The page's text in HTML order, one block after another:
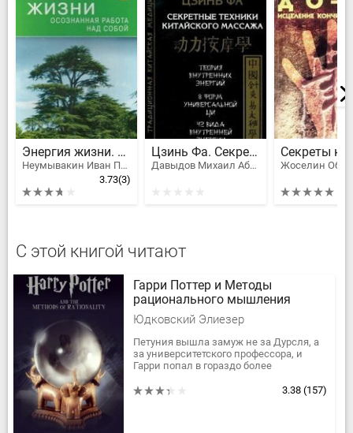
Энергия жизни. Осознанная работа над собой
Неумывакин Иван Павлович, Александр Блохин
3.73(3)
Цзинь Фа. Секретные техники китайского массажа
Давыдов Михаил Абрамович
С этой книгой читают
Гарри Поттер и Методы
рационального мышления
Юдковский Элиезер
Петуния вышла замуж не за Дурсля, а
за университетского профессора, и
Гарри попал в гораздо более
частные учителя, дискуссии с отцом,
3.38 (157)